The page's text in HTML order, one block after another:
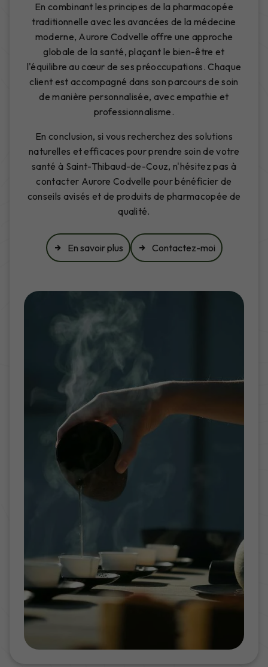
En combinant les principes de la pharmacopée
traditionnelle avec les avancées de la médecine
moderne, Aurore Codvelle offre une approche
globale de la santé, plaçant le bien-être et
l'équilibre au cœur de ses préoccupations. Chaque
client est accompagné dans son parcours de soin
de manière personnalisée, avec empathie et
professionnalisme.
En conclusion, si vous recherchez des solutions
naturelles et efficaces pour prendre soin de votre
santé à Saint-Thibaud-de-Couz, n'hésitez pas à
contacter Aurore Codvelle pour bénéficier de
conseils avisés et de produits de pharmacopée de
qualité.
En savoir plus Contactez-moi